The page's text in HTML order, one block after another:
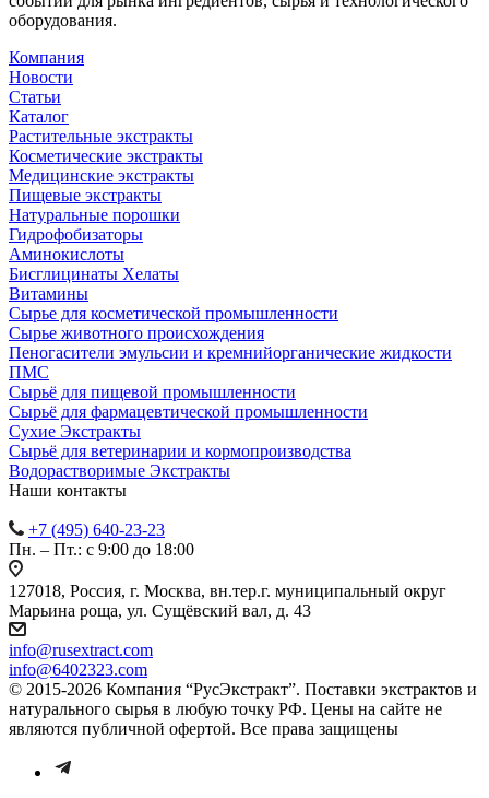
оборудования.
Компания
Новости
Статьи
Каталог
Растительные экстракты
Косметические экстракты
Медицинские экстракты
Пищевые экстракты
Натуральные порошки
Гидрофобизаторы
Аминокислоты
Бисглицинаты Хелаты
Витамины
Сырье для косметической промышленности
Сырье животного происхождения
Пеногасители эмульсии и кремнийорганические жидкости
ПМС
Сырьё для пищевой промышленности
Сырьё для фармацевтической промышленности
Сухие Экстракты
Сырьё для ветеринарии и кормопроизводства
Водорастворимые Экстракты
Наши контакты
+7 (495) 640-23-23
Пн. – Пт.: с 9:00 до 18:00
127018, Россия, г. Москва, вн.тер.г. муниципальный округ
Марьина роща, ул. Сущёвский вал, д. 43
info@rusextract.com
info@6402323.com
© 2015-2026 Компания “РусЭкстракт”. Поставки экстрактов и
натурального сырья в любую точку РФ. Цены на сайте не
являются публичной офертой. Все права защищены